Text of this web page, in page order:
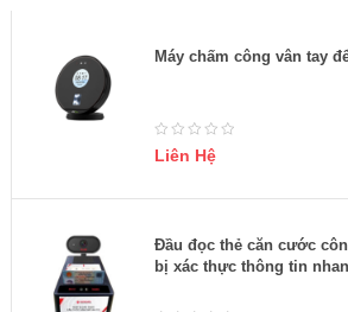
Máy chấm công vân tay
Liên Hệ
Đầu đọc thẻ căn cước
bị xác thực thông tin